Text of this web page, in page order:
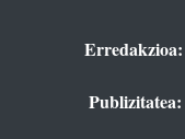
Erredakzioa:
Publizitatea: